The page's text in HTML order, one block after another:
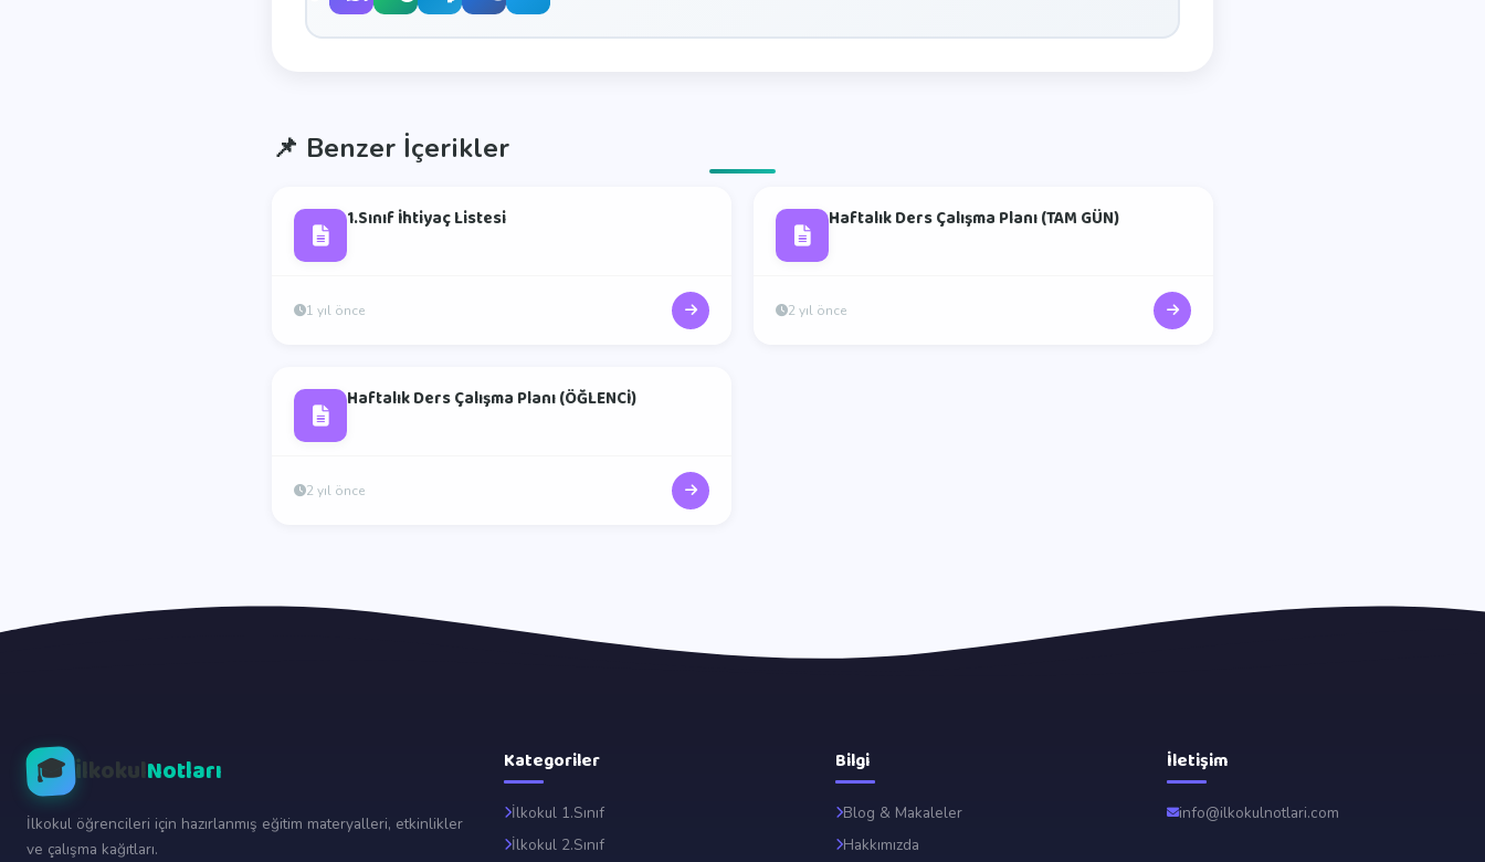
📌 Benzer İçerikler
1.Sınıf İhtiyaç Listesi
1 yıl önce
Haftalık Ders Çalışma Planı (TAM GÜN)
2 yıl önce
Haftalık Ders Çalışma Planı (ÖĞLENCİ)
2 yıl önce
🎓 İlkokulNotları
İlkokul öğrencileri için hazırlanmış eğitim materyalleri, etkinlikler
ve çalışma kağıtları.
Kategoriler
İlkokul 1.Sınıf
İlkokul 2.Sınıf
Bilgi
Blog & Makaleler
Hakkımızda
İletişim
info@ilkokulnotlari.com